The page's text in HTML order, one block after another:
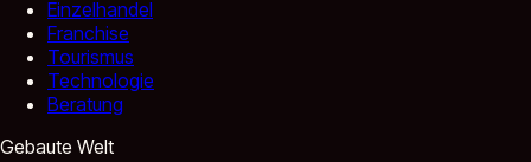
Einzelhandel
Franchise
Tourismus
Technologie
Beratung
Gebaute Welt